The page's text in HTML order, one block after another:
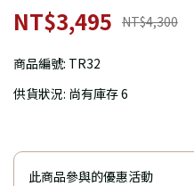
NT$3,495 NT$4,300
商品編號: TR32
供貨狀況: 尚有庫存 6
此商品參與的優惠活動